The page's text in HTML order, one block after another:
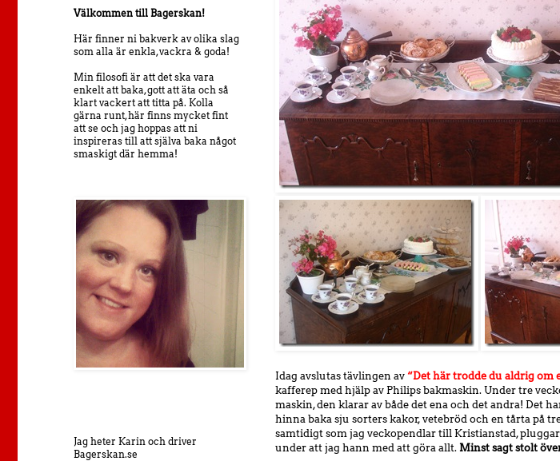
Idag avslutas tävlingen av “Det här trodde du aldrig om
kafferep med hjälp av Philips bakmaskin. Under tre
maskin, den klarar av både det ena och det andra! Det
hinna baka sju sorters kakor, vetebröd och en tårta på
samtidigt som jag veckopendlar till Kristianstad,
under att jag hann med att göra allt. Minst sagt stolt
Välkommen till Bagerskan!
Här finner ni bakverk av olika slag
som alla är enkla, vackra & goda!
Min filosofi är att det ska vara
enkelt att baka, gott att äta och så
klart vackert att titta på. Kolla
gärna runt, här finns mycket fint
att se och jag hoppas att ni
inspireras till att själva baka något
smaskigt där hemma!
Jag heter Karin och driver
Bagerskan.se